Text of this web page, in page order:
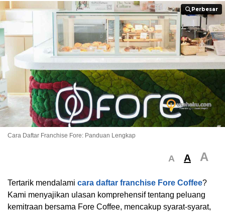
Perbesar
Perbesar
Cara Daftar Franchise Fore: Panduan Lengkap
A A A
Tertarik mendalami cara daftar franchise Fore Coffee?
Kami menyajikan ulasan komprehensif tentang peluang
kemitraan bersama Fore Coffee, mencakup syarat-syarat,